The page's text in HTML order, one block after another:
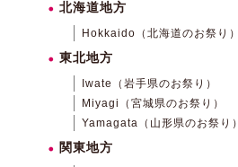
北海道地方
Hokkaido（北海道のお祭り）
東北地方
Iwate（岩手県のお祭り）
Miyagi（宮城県のお祭り）
Yamagata（山形県のお祭り）
関東地方